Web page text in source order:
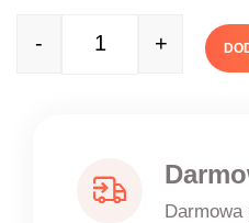
Quantity
- +
Darmowa